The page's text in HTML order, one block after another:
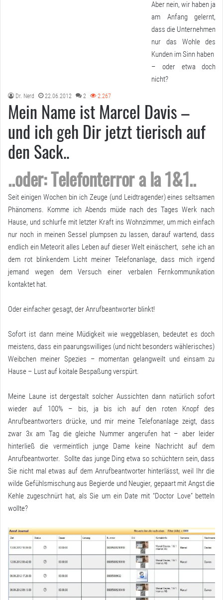
Aber nein, wir haben ja
am Anfang gelernt,
dass die Unternehmen
nur das Wohle des
Kunden im Sinn haben
– oder etwa doch
nicht?
Dr. Nerd 22.06.2012 2 2.267
Mein Name ist Marcel Davis –
und ich geh Dir jetzt tierisch auf
den Sack..
..oder: Telefonterror a la 1&1..
Seit einigen Wochen bin ich Zeuge (und Leidtragender) eines seltsamen
Phänomens. Komme ich Abends müde nach des Tages Werk nach
Hause, und schlurfe mit letzter Kraft ins Wohnzimmer, um mich einfach
nur noch in meinen Sessel plumpsen zu lassen, darauf wartend, dass
endlich ein Meteorit alles Leben auf dieser Welt einäschert, sehe ich an
dem rot blinkendem Licht meiner Telefonanlage, dass mich irgend
jemand wegen dem Versuch einer verbalen Fernkommunikation
kontaktet hat.
Oder einfacher gesagt, der Anrufbeantworter blinkt!
Sofort ist dann meine Müdigkeit wie weggeblasen, bedeutet es doch
meistens, dass ein paarungswilliges (und nicht besonders wählerisches)
Weibchen meiner Spezies – momentan gelangweilt und einsam zu
Hause – Lust auf koitale Bespaßung verspürt.
Meine Laune ist dergestalt solcher Aussichten dann natürlich sofort
wieder auf 100% – bis, ja bis ich auf den roten Knopf des
Anrufbeantworters drücke, und mir meine Telefonanlage zeigt, dass
zwar 3x am Tag die gleiche Nummer angerufen hat – aber leider
hinterließ die vermeintlich junge Dame keine Nachricht auf dem
Anrufbeantworter. Sollte das junge Ding etwa so schüchtern sein, dass
Sie nicht mal etwas auf dem Anrufbeantworter hinterlässt, weil Ihr die
wilde Gefühlsmischung aus Begierde und Neugier, gepaart mit Angst die
Kehle zugeschnürt hat, als Sie um ein Date mit “Doctor Love” betteln
wollte?